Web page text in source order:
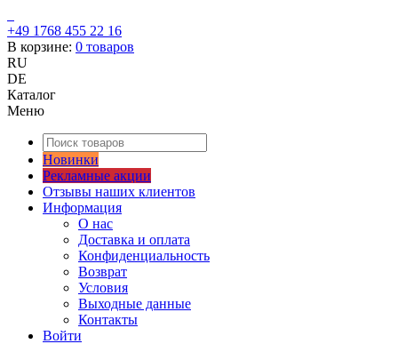
+49 1768 455 22 16
В корзине: 0 товаров
RU
DE
Каталог
Меню
Новинки
Рекламные акции
Отзывы наших клиентов
Информация
О нас
Доставка и оплата
Конфиденциальность
Возврат
Условия
Выходные данные
Контакты
Войти